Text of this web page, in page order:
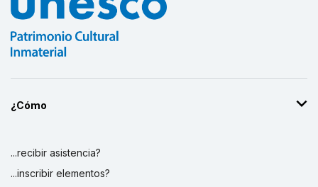
¿Cómo
...recibir asistencia?
...inscribir elementos?